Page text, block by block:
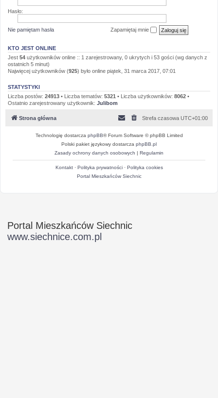
Hasło:
Nie pamiętam hasła Zapamiętaj mnie
KTO JEST ONLINE
Jest 54 użytkowników online :: 1 zarejestrowany, 0 ukrytych i 53 gości (wg danych z
ostatnich 5 minut)
Najwięcej użytkowników (925) było online piątek, 31 marca 2017, 07:01
STATYSTYKI
Liczba postów: 24913 • Liczba tematów: 5321 • Liczba użytkowników: 8062 •
Ostatnio zarejestrowany użytkownik: Julibom
Strona główna Strefa czasowa UTC+01:00
Technologię dostarcza phpBB® Forum Software © phpBB Limited
Polski pakiet językowy dostarcza phpBB.pl
Zasady ochrony danych osobowych | Regulamin
Kontakt· Polityka prywatności· Polityka cookies
Portal Mieszkańców Siechnic
Portal Mieszkańców Siechnic
www.siechnice.com.pl